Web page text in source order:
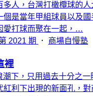
多人，台灣打橄欖球的
個是當年甲組球員以及
愛打球而聚在一起，…
2021 期 ． 商場自慢塾
裡
潮下，只用過去十分之
紅利下出現的新面孔，